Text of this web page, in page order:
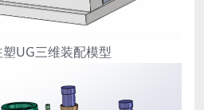
UG三维装配模型